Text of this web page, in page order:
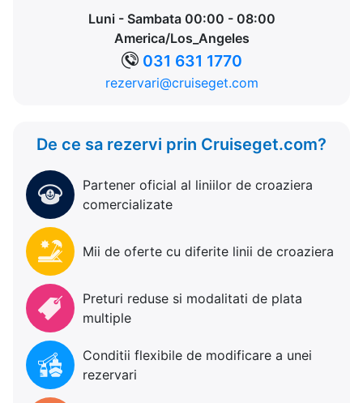
Luni - Sambata 00:00 - 08:00
America/Los_Angeles
031 631 1770
rezervari@cruiseget.com
De ce sa rezervi prin Cruiseget.com?
Partener oficial al liniilor de croaziera
comercializate
Mii de oferte cu diferite linii de croaziera
Preturi reduse si modalitati de plata
multiple
Conditii flexibile de modificare a unei
rezervari